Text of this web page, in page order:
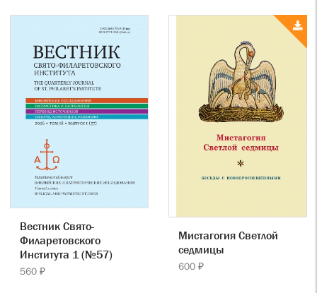
Вестник Свято-
Филаретовского
Института 1 (№57)
560 ₽
Мистагогия Светлой
седмицы
600 ₽